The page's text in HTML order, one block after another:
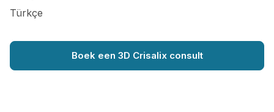
Türkçe
Boek een 3D Crisalix consult